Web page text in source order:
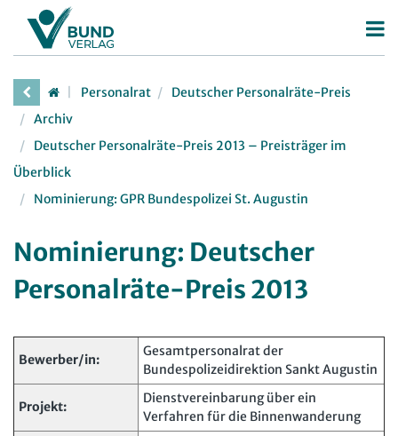
Betriebsrat
Betriebsratswahl
Betriebsratsarbeit
Mitbestimmung
Beschäftigtendatenschutz
Deutscher Betriebsrätepreis
Personalrat
Deutscher Personalräte-Preis
TVöD | TV-L
Arbeitsschutz
JAV
Arbeit in der JAV
SBV
Personalrat
Deutscher Personalräte-Preis
Archiv
Deutscher Personalräte-Preis 2013 – Preisträger im
Überblick
Nominierung: GPR Bundespolizei St. Augustin
Nominierung: Deutscher
Personalräte-Preis 2013
Bewerber/in:
Gesamtpersonalrat der
Bundespolizeidirektion Sankt Augustin
Projekt:
Dienstvereinbarung über ein
Verfahren für die Binnenwanderung